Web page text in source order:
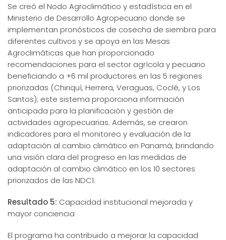
Se creó el Nodo Agroclimático y estadística en el
Ministerio de Desarrollo Agropecuario donde se
implementan pronósticos de cosecha de siembra para
diferentes cultivos y se apoya en las Mesas
Agroclimáticas que han proporcionado
recomendaciones para el sector agrícola y pecuario
beneficiando a +6 mil productores en las 5 regiones
priorizadas (Chiriquí, Herrera, Veraguas, Coclé, y Los
Santos); este sistema proporciona información
anticipada para la planificación y gestión de
actividades agropecuarias. Además, se crearon
indicadores para el monitoreo y evaluación de la
adaptación al cambio climático en Panamá, brindando
una visión clara del progreso en las medidas de
adaptación al cambio climático en los 10 sectores
priorizados de las NDC1.
Resultado 5: Capacidad institucional mejorada y
mayor conciencia
El programa ha contribuido a mejorar la capacidad